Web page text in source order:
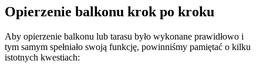
Opierzenie balkonu krok po kroku
Aby opierzenie balkonu lub tarasu było wykonane prawidłowo i
tym samym spełniało swoją funkcję, powinniśmy pamiętać o kilku
istotnych kwestiach: